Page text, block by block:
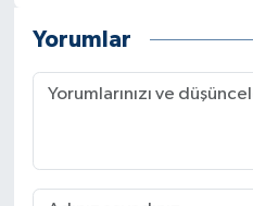
Yorumlar